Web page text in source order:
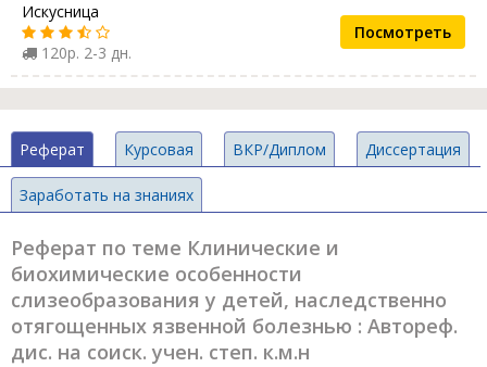
Искусница
120р. 2-3 дн.
Посмотреть
Реферат Курсовая ВКР/Диплом Диссертация
Заработать на знаниях
Реферат по теме Клинические и
биохимические особенности
слизеобpазования у детей, наследственно
отягощенных язвенной болезнью : Автореф.
дис. на соиск. учен. степ. к.м.н